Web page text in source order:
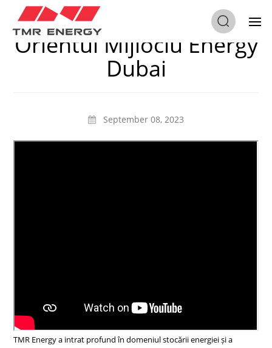
TMR ENERGY în
Orientul Mijlociu Energy
Dubai
September 08, 2023
TMR Energy a intrat profund în domeniul stocării energiei și a